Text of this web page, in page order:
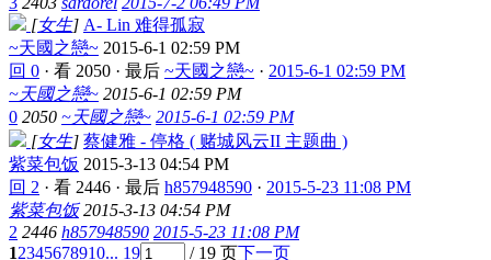
[女生] A- Lin 难得孤寂
~天國之戀~ 2015-6-1 02:59 PM
回 0 · 看 2050 · 最后 ~天國之戀~ · 2015-6-1 02:59 PM
~天國之戀~ 2015-6-1 02:59 PM
0 2050 ~天國之戀~ 2015-6-1 02:59 PM
[女生] 蔡健雅 - 停格 ( 赌城风云II 主题曲 )
紫菜包饭 2015-3-13 04:54 PM
回 2 · 看 2446 · 最后 h857948590 · 2015-5-23 11:08 PM
紫菜包饭 2015-3-13 04:54 PM
2 2446 h857948590 2015-5-23 11:08 PM
12345678910... 19 / 19 页下一页